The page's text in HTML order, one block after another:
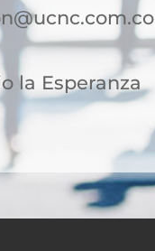
la Esperanza